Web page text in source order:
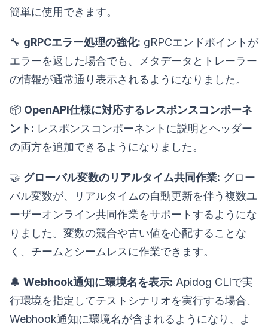
簡単に使用できます。
🔧 gRPCエラー処理の強化: gRPCエンドポイントが
エラーを返した場合でも、メタデータとトレーラー
の情報が通常通り表示されるようになりました。
📦 OpenAPI仕様に対応するレスポンスコンポーネ
ント: レスポンスコンポーネントに説明とヘッダー
の両方を追加できるようになりました。
🤝 グローバル変数のリアルタイム共同作業: グロー
バル変数が、リアルタイムの自動更新を伴う複数ユ
ーザーオンライン共同作業をサポートするようにな
りました。変数の競合や古い値を心配することな
く、チームとシームレスに作業できます。
🔔 Webhook通知に環境名を表示: Apidog CLIで実
行環境を指定してテストシナリオを実行する場合、
Webhook通知に環境名が含まれるようになり、よ